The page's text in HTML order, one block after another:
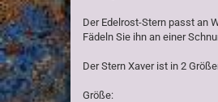
Der Edelrost-Stern passt an
Fädeln Sie ihn an einer
Der Stern Xaver ist in 2
Größe: